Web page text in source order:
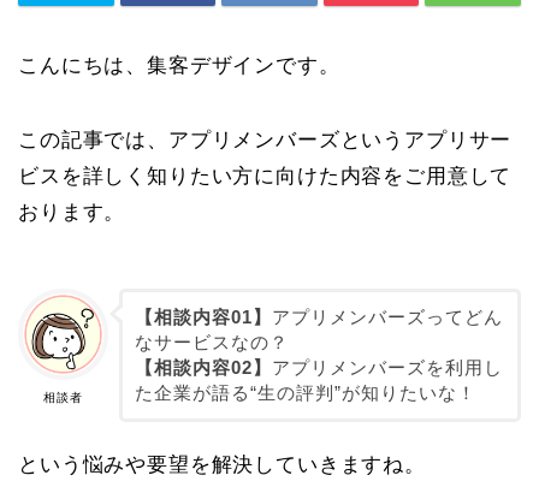
こんにちは、集客デザインです。
この記事では、アプリメンバーズというアプリサー
ビスを詳しく知りたい方に向けた内容をご用意して
おります。
相談者
【相談内容01】 アプリメンバーズってどん
なサービスなの？
【相談内容02】 アプリメンバーズを利用し
た企業が語る“生の評判”が知りたいな！
という悩みや要望を解決していきますね。